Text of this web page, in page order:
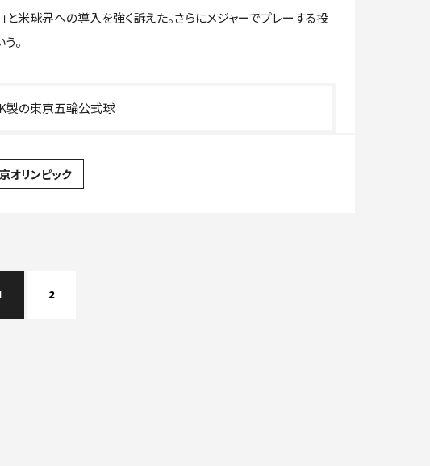
米球界への導入を強く訴えた。さらにメジャーでプレーする投
。
製の東京五輪公式球
オリンピック
2